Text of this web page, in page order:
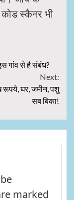
स्कैनर भी
गांव से है संबंध?
Next:
रूपये, घर, जमीन, पशु
सब बिका!
marked